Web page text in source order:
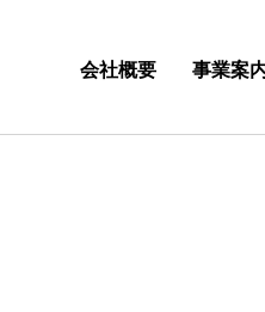
会社概要 事業案